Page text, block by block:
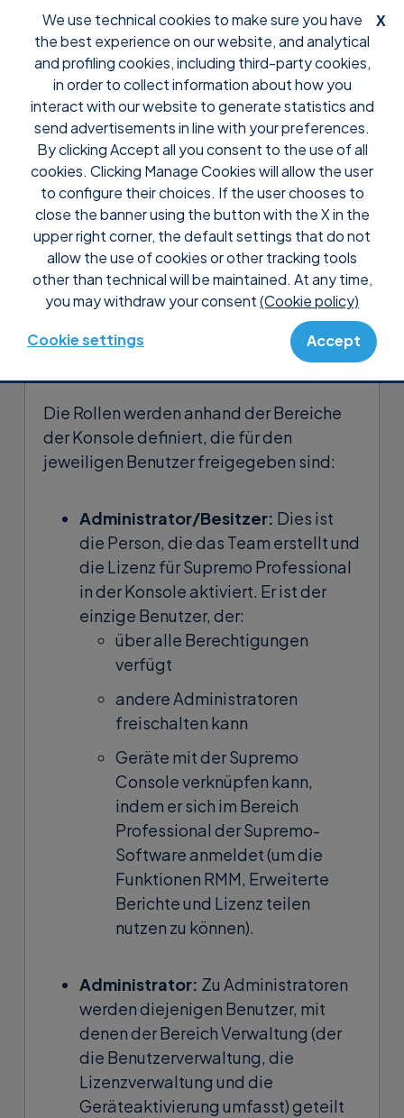
X
We use technical cookies to make sure you have
the best experience on our website, and analytical
and profiling cookies, including third-party cookies,
in order to collect information about how you
interact with our website to generate statistics and
send advertisements in line with your preferences.
By clicking Accept all you consent to the use of all
cookies. Clicking Manage Cookies will allow the user
to configure their choices. If the user chooses to
close the banner using the button with the X in the
upper right corner, the default settings that do not
allow the use of cookies or other tracking tools
other than technical will be maintained. At any time,
you may withdraw your consent(Cookie policy)
Cookie settings Accept
Support Anleitungen Supremo Console
Verwalten Sie die Benutzer
Ihrer Console
Benutzerverwaltungermöglicht es Ihnen,
das Mitarbeiterteam zu organisieren und
für jeden einzelnen die
Zugriffsberechtigungen auf Daten und
Die Rollen werden anhand der Bereiche
der Konsole definiert, die für den
jeweiligen Benutzer freigegeben sind:
Administrator/Besitzer: Dies ist
die Person, die das Team erstellt und
die Lizenz für Supremo Professional
in der Konsole aktiviert. Er ist der
einzige Benutzer, der:
über alle Berechtigungen
verfügt
andere Administratoren
freischalten kann
Geräte mit der Supremo
Console verknüpfen kann,
indem er sich im Bereich
Professional der Supremo-
Software anmeldet (um die
Funktionen RMM, Erweiterte
Berichte und Lizenz teilen
nutzen zu können).
Administrator: Zu Administratoren
werden diejenigen Benutzer, mit
denen der Bereich Verwaltung (der
die Benutzerverwaltung, die
Lizenzverwaltung und die
Geräteaktivierung umfasst) geteilt